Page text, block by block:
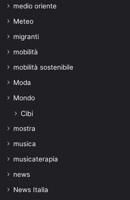
medio oriente
Meteo
migranti
mobilità
mobilità sostenibile
Moda
Mondo
Cibi
mostra
musica
musicaterapia
news
News Italia